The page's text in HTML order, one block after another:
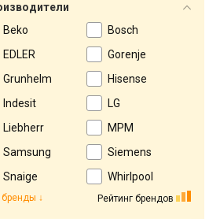
Beko
Bosch
EDLER
Gorenje
Grunhelm
Hisense
Indesit
LG
Liebherr
MPM
Samsung
Siemens
Snaige
Whirlpool
Рейтинг брендов
бренды